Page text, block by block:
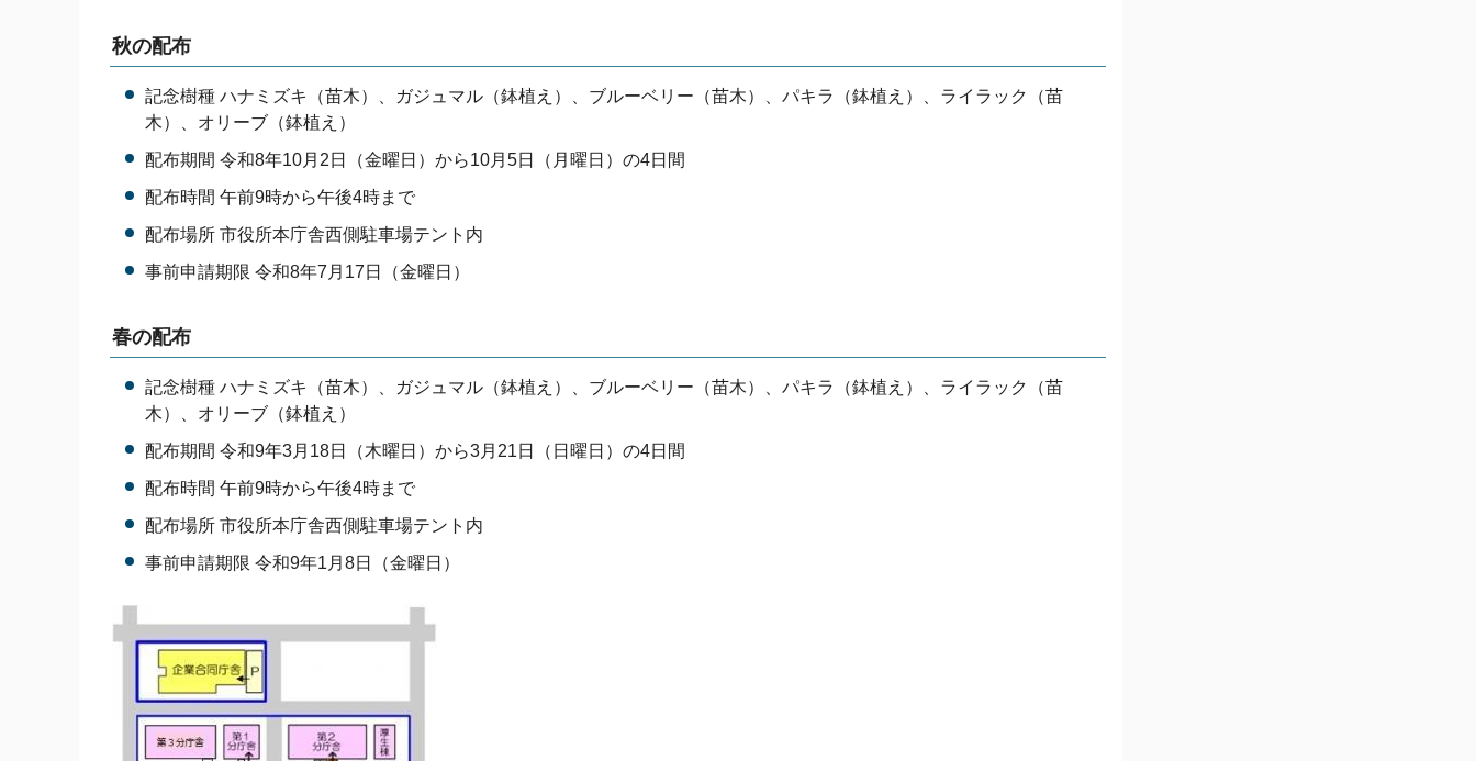
秋の配布
記念樹種 ハナミズキ（苗木）、ガジュマル（鉢植え）、ブルーベリー（苗木）、パキラ（鉢植え）、ライラック（苗
木）、オリーブ（鉢植え）
配布期間 令和8年10月2日（金曜日）から10月5日（月曜日）の4日間
配布時間 午前9時から午後4時まで
配布場所 市役所本庁舎西側駐車場テント内
事前申請期限 令和8年7月17日（金曜日）
春の配布
記念樹種 ハナミズキ（苗木）、ガジュマル（鉢植え）、ブルーベリー（苗木）、パキラ（鉢植え）、ライラック（苗
木）、オリーブ（鉢植え）
配布期間 令和9年3月18日（木曜日）から3月21日（日曜日）の4日間
配布時間 午前9時から午後4時まで
配布場所 市役所本庁舎西側駐車場テント内
事前申請期限 令和9年1月8日（金曜日）